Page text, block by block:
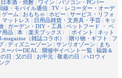
日本酒・焼酎 | ワイン | パソコン・PCパー
線・モバイル通信 | TV・レコーダー・オーデ
| ゲーム | おもちゃ | ホビー | サービス・リフォ
マットレス | 日用品雑貨・文房具・手芸 | キッ
| ガーデン・DIY・工具 | ペットフード ・ ペ
用品 | 本 （楽天ブックス ） | ポイント | ネット
magazine（雑誌コラボ） | 贈り物・ギフト | フ
| ディズニーゾーン | サンリオゾーン | まち
スーパーDEAL | 開催中イベント一覧 | 福袋＆
日 | 父の日 | お中元 | 敬老の日 | ハロウィ
グ